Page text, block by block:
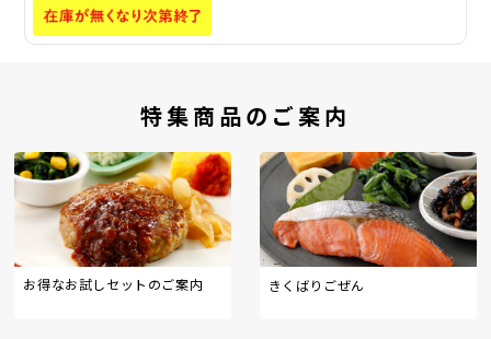
特集商品のご案内
お得なお試しセットのご案内 きくばりごぜん